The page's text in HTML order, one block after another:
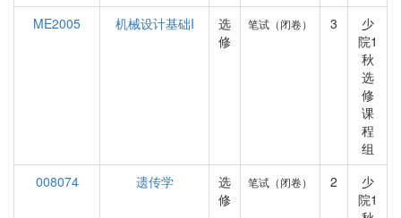
ME2005
机械设计基础I
选
修
笔试（闭卷） 3
少
院1
秋
选
修
课
程
组
008074
遗传学
选
修
笔试（闭卷） 2
少
院1